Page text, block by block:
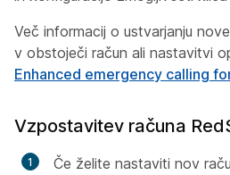
Več informacij o ustvarjanju
v obstoječi račun ali nastavitvi
Enhanced emergency calling
Vzpostavitev računa
Če želite nastaviti nov